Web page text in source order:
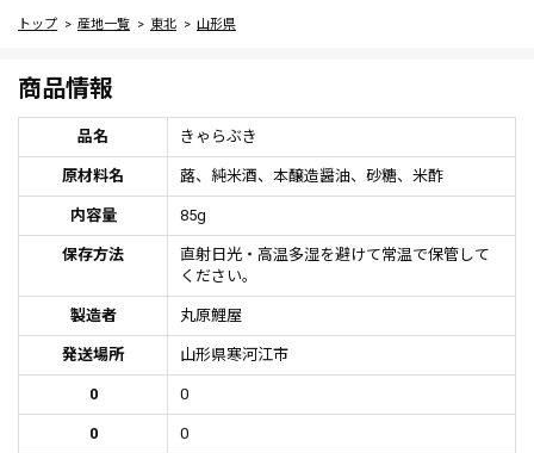
トップ 産地一覧 東北 山形県
商品情報
品名 きゃらぶき
原材料名 蕗、純米酒、本醸造醤油、砂糖、米酢
内容量 85g
保存方法
直射日光・高温多湿を避けて常温で保管して
ください。
製造者 丸原鯉屋
発送場所 山形県寒河江市
0 0
0 0